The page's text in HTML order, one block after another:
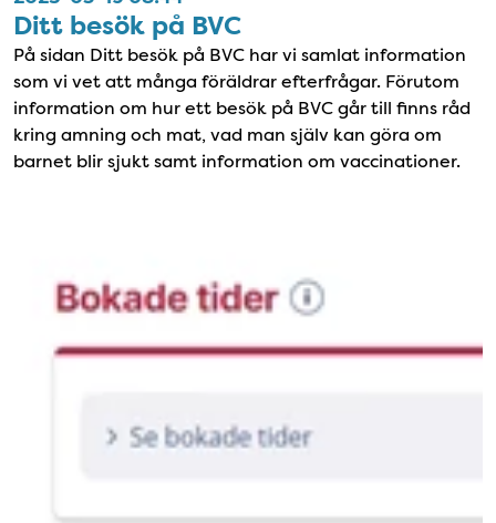
Ditt besök på BVC
På sidan Ditt besök på BVC har vi samlat information
som vi vet att många föräldrar efterfrågar. Förutom
information om hur ett besök på BVC går till finns råd
kring amning och mat, vad man själv kan göra om
barnet blir sjukt samt information om vaccinationer.